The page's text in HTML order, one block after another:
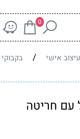
0
אישי /
בקבוקי
גולד לייבל 700 מ"ל עם חריטה